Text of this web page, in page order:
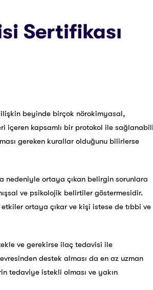
Sertifikası
ilişkin beyinde birçok nörokimyasal,
içeren kapsamlı bir protokol ile
gereken kurallar olduğunu bilirlerse
nedeniyle ortaya çıkan belirgin sorunlara
ve psikolojik belirtiler göstermesidir.
etkiler ortaya çıkar ve kişi istese de tıbbi ve
ve gerekirse ilaç tedavisi ile
destek alması da en az uzman
tedaviye istekli olması ve yakın